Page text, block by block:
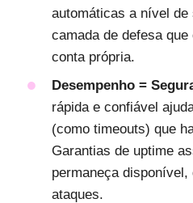
automáticas a nível
camada de defesa
conta própria.
Desempenho =
rápida e confiável
(como timeouts) que
Garantias de uptime
permaneça disponível,
ataques.